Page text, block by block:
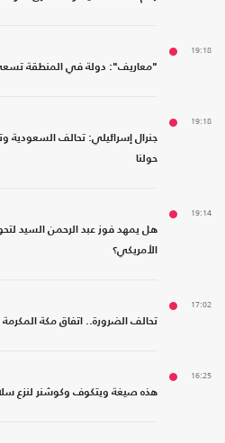
19:18
"معاريف": دولة في المنطقة تسعى
19:18
جنرال إسرائيلي: تحالف السعودية
حولنا
19:14
هل يمهد فوز عبد الرحمن السيد
الأمريكي؟
17:02
تحالف الضرورة.. اتفاق مكة
16:25
هذه صيغة ويتكوف وكوشنر لنزع